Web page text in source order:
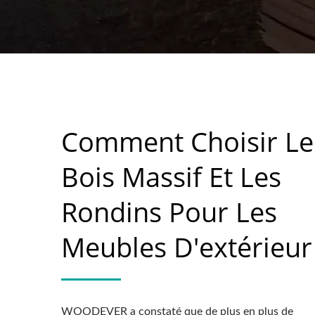
Comment Choisir Le
Bois Massif Et Les
Rondins Pour Les
Meubles D'extérieur
WOODEVER a constaté que de plus en plus de